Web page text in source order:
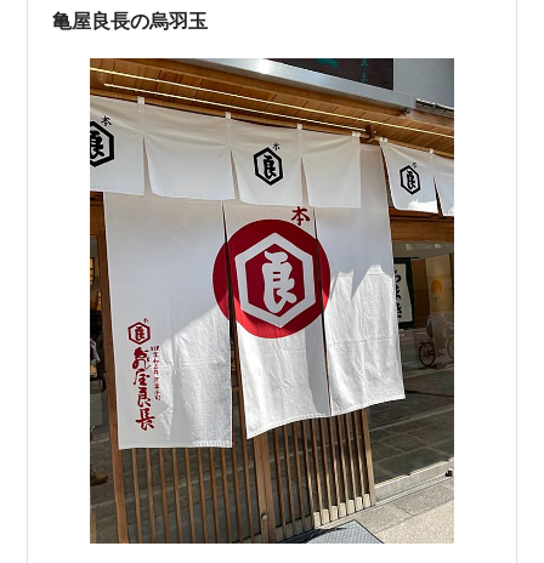
出ませんでした…
亀屋良長の烏羽玉